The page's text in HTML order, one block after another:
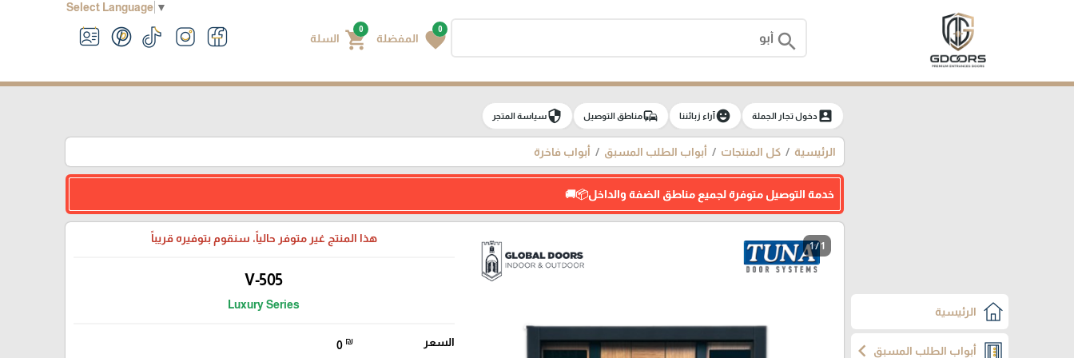
Select Language ▼
search
0
favorite المفضلة
0
shopping_cart السلة
الرئيسية
أبواب الطلب المسبقchevron_left
account_boxدخول تجار الجملة emoji_emotionsآراء زبائننا commuteمناطق التوصيل securityسياسة المتجر
الرئيسية كل المنتجات أبواب الطلب المسبق أبواب فاخرة
خدمة التوصيل متوفرة لجميع مناطق الضفة والداخل📦🚚
1 / 1
هذا المنتج غير متوفر حالياً، سنقوم بتوفيره قريباً
V-505
Luxury Series
السعر 0 ₪